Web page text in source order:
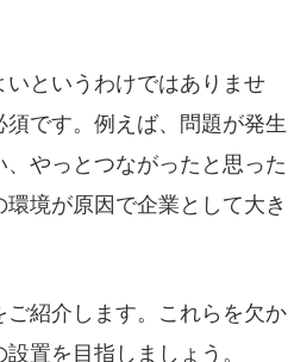
というわけではありませ
です。例えば、問題が発生
やっとつながったと思った
境が原因で企業として大き
紹介します。これらを欠か
置を目指しましょう。